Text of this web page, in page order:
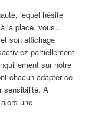
lequel hésite
la place, vous…
son affichage
partiellement
sur notre
chacun adapter ce
sensibilité. A
une